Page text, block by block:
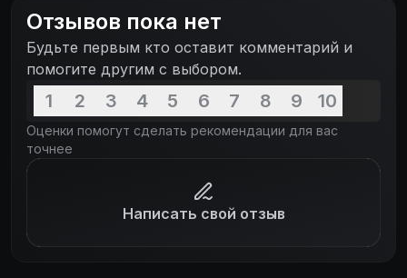
из жизни главной героини, успевшей за это время
выйти замуж, родить ребенка, пережить
наполеоновские войны и многое другое. Но
настоящий звёздный час для Беки пробивает,
когда она привлекает к себе внимание скучающего
маркиза, коллекционирующего картины её отца.
Отзывов пока нет
Будьте первым кто оставит комментарий и
помогите другим с выбором.
1 2 3 4 5 6 7 8 9 10
Оценки помогут сделать рекомендации для вас
точнее
Написать свой отзыв